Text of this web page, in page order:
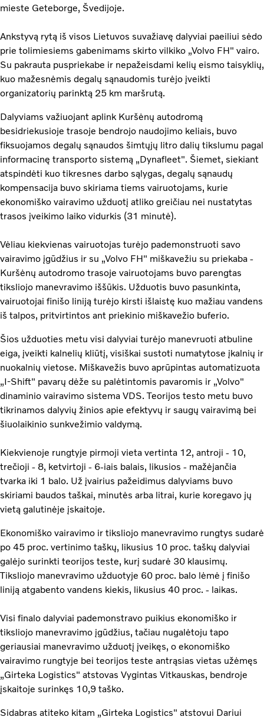
mieste Geteborge, Švedijoje.
Ankstyvą rytą iš visos Lietuvos suvažiavę dalyviai paeiliui sėdo
prie tolimiesiems gabenimams skirto vilkiko „Volvo FH" vairo.
Su pakrauta puspriekabe ir nepažeisdami kelių eismo taisyklių,
kuo mažesnėmis degalų sąnaudomis turėjo įveikti
organizatorių parinktą 25 km maršrutą.
Dalyviams važiuojant aplink Kuršėnų autodromą
besidriekusioje trasoje bendrojo naudojimo keliais, buvo
fiksuojamos degalų sąnaudos šimtųjų litro dalių tikslumu pagal
informacinę transporto sistemą „Dynafleet". Šiemet, siekiant
atspindėti kuo tikresnes darbo sąlygas, degalų sąnaudų
kompensacija buvo skiriama tiems vairuotojams, kurie
ekonomiško vairavimo užduotį atliko greičiau nei nustatytas
trasos įveikimo laiko vidurkis (31 minutė).
Vėliau kiekvienas vairuotojas turėjo pademonstruoti savo
vairavimo įgūdžius ir su „Volvo FH" miškavežiu su priekaba -
Kuršėnų autodromo trasoje vairuotojams buvo parengtas
tiksliojo manevravimo iššūkis. Užduotis buvo pasunkinta,
vairuotojai finišo liniją turėjo kirsti išlaistę kuo mažiau vandens
iš talpos, pritvirtintos ant priekinio miškavežio buferio.
Šios užduoties metu visi dalyviai turėjo manevruoti atbuline
eiga, įveikti kalnelių kliūtį, visiškai sustoti numatytose įkalnių ir
nuokalnių vietose. Miškavežis buvo aprūpintas automatizuota
„I-Shift" pavarų dėže su palėtintomis pavaromis ir „Volvo"
dinaminio vairavimo sistema VDS. Teorijos testo metu buvo
tikrinamos dalyvių žinios apie efektyvų ir saugų vairavimą bei
šiuolaikinio sunkvežimio valdymą.
Kiekvienoje rungtyje pirmoji vieta vertinta 12, antroji - 10,
trečioji - 8, ketvirtoji - 6-iais balais, likusios - mažėjančia
tvarka iki 1 balo. Už įvairius pažeidimus dalyviams buvo
skiriami baudos taškai, minutės arba litrai, kurie koregavo jų
vietą galutinėje įskaitoje.
Ekonomiško vairavimo ir tiksliojo manevravimo rungtys sudarė
po 45 proc. vertinimo taškų, likusius 10 proc. taškų dalyviai
galėjo surinkti teorijos teste, kurį sudarė 30 klausimų.
Tiksliojo manevravimo užduotyje 60 proc. balo lėmė į finišo
liniją atgabento vandens kiekis, likusius 40 proc. - laikas.
Visi finalo dalyviai pademonstravo puikius ekonomiško ir
tiksliojo manevravimo įgūdžius, tačiau nugalėtoju tapo
geriausiai manevravimo užduotį įveikęs, o ekonomiško
vairavimo rungtyje bei teorijos teste antrąsias vietas užėmęs
„Girteka Logistics" atstovas Vygintas Vitkauskas, bendroje
įskaitoje surinkęs 10,9 taško.
Sidabras atiteko kitam „Girteka Logistics" atstovui Dariui